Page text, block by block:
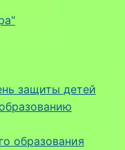
защиты детей
образования